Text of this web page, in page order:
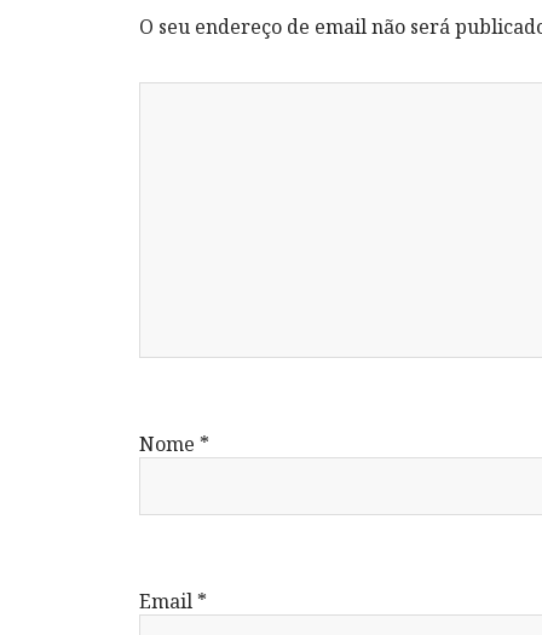
O seu endereço de email não será
Nome *
Email *